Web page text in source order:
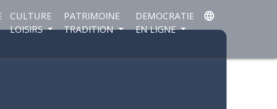
CULTURE
LOISIRS
PATRIMOINE
TRADITION
DEMOCRATIE
EN LIGNE
language